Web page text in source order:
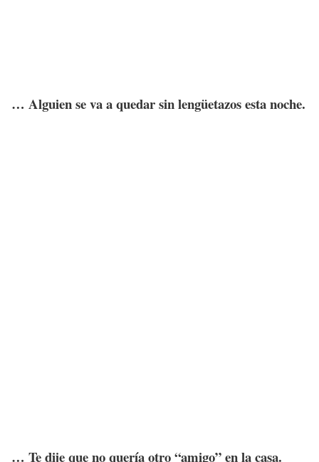
… Alguien se va a quedar sin lengüetazos esta noche.
… Te dije que no quería otro “amigo” en la casa.